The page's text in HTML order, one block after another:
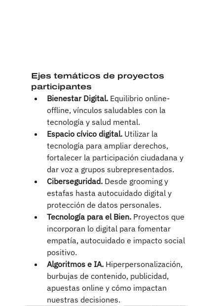
Ejes temáticos de proyectos
participantes
Bienestar Digital. Equilibrio online-
offline, vínculos saludables con la
tecnología y salud mental.
Espacio cívico digital. Utilizar la
tecnología para ampliar derechos,
fortalecer la participación ciudadana y
dar voz a grupos subrepresentados.
Ciberseguridad. Desde grooming y
estafas hasta autocuidado digital y
protección de datos personales.
Tecnología para el Bien. Proyectos que
incorporan lo digital para fomentar
empatía, autocuidado e impacto social
positivo.
Algoritmos e IA. Hiperpersonalización,
burbujas de contenido, publicidad,
apuestas online y cómo impactan
nuestras decisiones.